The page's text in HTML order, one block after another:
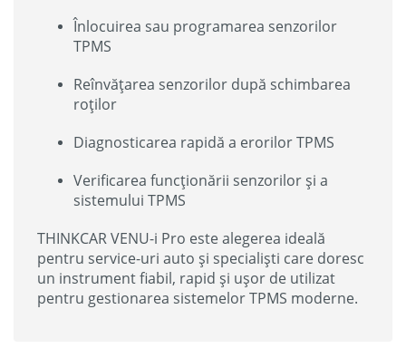
Înlocuirea sau programarea senzorilor
TPMS
Reînvățarea senzorilor după schimbarea
roților
Diagnosticarea rapidă a erorilor TPMS
Verificarea funcționării senzorilor și a
sistemului TPMS
THINKCAR VENU-i Pro este alegerea ideală
pentru service-uri auto și specialiști care doresc
un instrument fiabil, rapid și ușor de utilizat
pentru gestionarea sistemelor TPMS moderne.